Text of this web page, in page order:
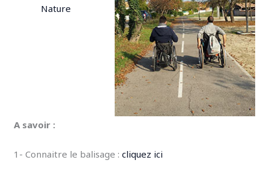
Nature
A savoir :
1- Connaitre le balisage :cliquez ici